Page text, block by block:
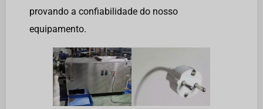
provando a confiabilidade do nosso
equipamento.